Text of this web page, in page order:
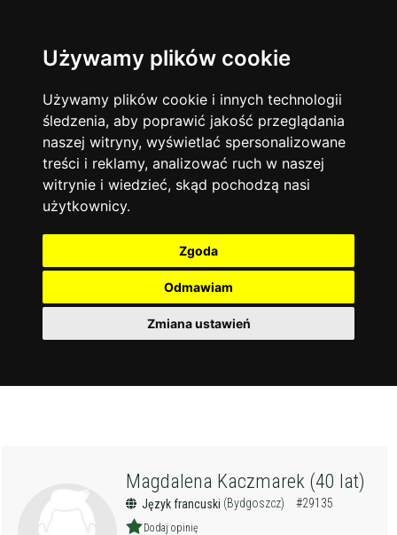
Używamy plików cookie
Używamy plików cookie i innych technologii
śledzenia, aby poprawić jakość przeglądania
naszej witryny, wyświetlać spersonalizowane
treści i reklamy, analizować ruch w naszej
witrynie i wiedzieć, skąd pochodzą nasi
użytkownicy.
Zgoda
Odmawiam
Zmiana ustawień
Język angielski 13744
Matematyka 12928
Chemia 4886
Język niemiecki 4307
Język polski 3426
Fizyka
Język francuski
Warszawa
Korepetycje
Online
14837
Kraków 7753
Wrocław
Łódź 3512
Gdańsk 2075
Magdalena Kaczmarek (40 lat)
Język francuski (Bydgoszcz) #29135
Dodaj opinię